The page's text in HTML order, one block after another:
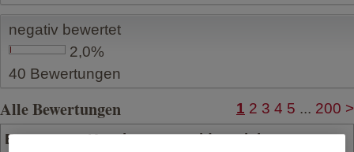
negativ bewertet
2,0%
40 Bewertungen
Alle Bewertungen 1 2 3 4 5 ... 200 >
Bewertung Krankentagegeldversicherung vom